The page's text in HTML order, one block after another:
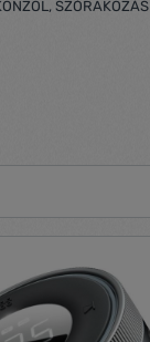
SZÓRAKOZÁS